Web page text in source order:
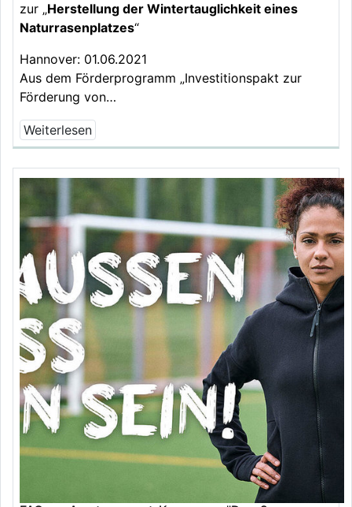
zur „Herstellung der Wintertauglichkeit eines
Naturrasenplatzes“
Hannover: 01.06.2021
Aus dem Förderprogramm „Investitionspakt zur
Förderung von…
Weiterlesen